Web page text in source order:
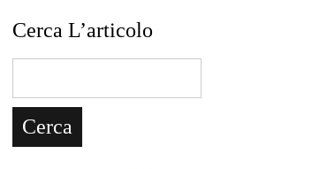
Cerca L’articolo